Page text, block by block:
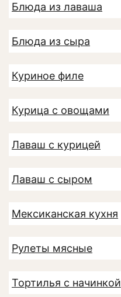
Блюда из лаваша
Блюда из сыра
Куриное филе
Курица с овощами
Лаваш с курицей
Лаваш с сыром
Мексиканская кухня
Рулеты мясные
Тортилья с начинкой